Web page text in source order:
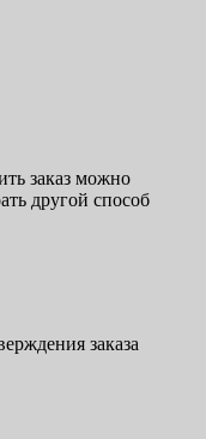
заказ можно
другой способ
заказа